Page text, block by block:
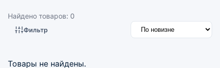
Найдено товаров: 0
Фильтр
Товары не найдены.